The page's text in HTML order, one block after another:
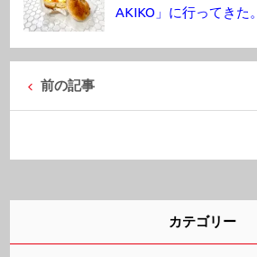
AKIKO」に行ってきた。
前の記事
カテゴリー